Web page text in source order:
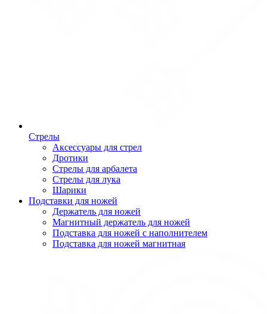
Стрелы
Аксессуары для стрел
Дротики
Стрелы для арбалета
Стрелы для лука
Шарики
Подставки для ножей
Держатель для ножей
Магнитный держатель для ножей
Подставка для ножей с наполнителем
Подставка для ножей магнитная